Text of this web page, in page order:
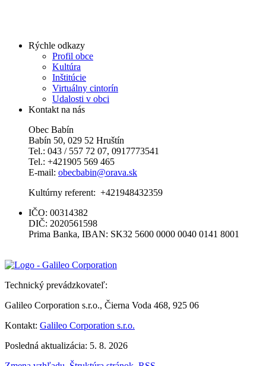
Rýchle odkazy
Profil obce
Kultúra
Inštitúcie
Virtuálny cintorín
Udalosti v obci
Kontakt na nás
Obec Babín
Babín 50, 029 52 Hruštín
Tel.: 043 / 557 72 07, 0917773541
Tel.: +421905 569 465
E-mail: obecbabin@orava.sk
Kultúrny referent: +421948432359
IČO: 00314382
DIČ: 2020561598
Prima Banka, IBAN: SK32 5600 0000 0040 0141 8001
Technický prevádzkovateľ:
Galileo Corporation s.r.o., Čierna Voda 468, 925 06
Kontakt: Galileo Corporation s.r.o.
Posledná aktualizácia: 5. 8. 2026